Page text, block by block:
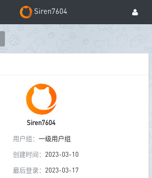
Siren7604
Siren7604
用户组：一级用户组
创建时间：2023-03-10
最后登录：2023-03-17